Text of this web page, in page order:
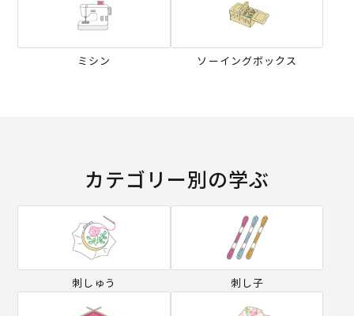
ミシン ソーイングボックス
カテゴリー別の学ぶ
刺しゅう 刺し子